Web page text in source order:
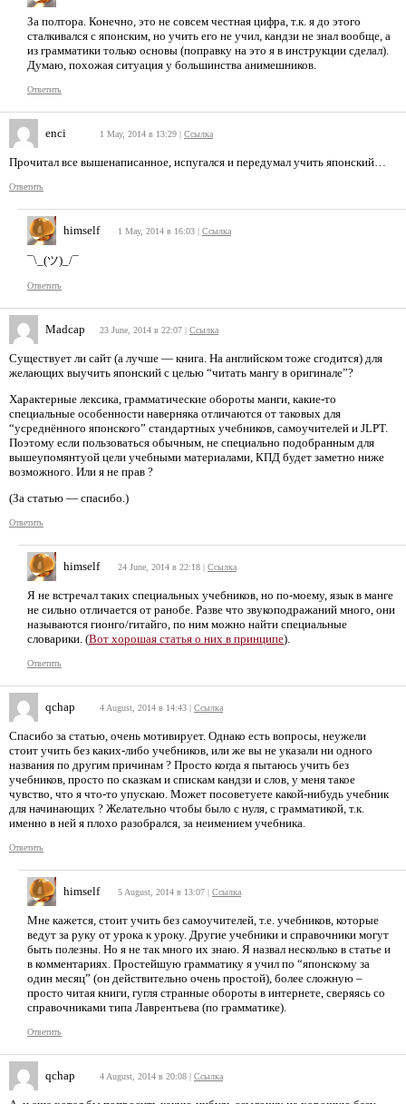
За полтора. Конечно, это не совсем честная цифра, т.к. я до этого
сталкивался с японским, но учить его не учил, кандзи не знал вообще, а
из грамматики только основы (поправку на это я в инструкции сделал).
Думаю, похожая ситуация у большинства анимешников.
Ответить
enci 1 May, 2014 в 13:29 | Ссылка
Прочитал все вышенаписанное, испугался и передумал учить японский…
Ответить
himself 1 May, 2014 в 16:03 | Ссылка
¯\_(ツ)_/¯
Ответить
Madcap 23 June, 2014 в 22:07 | Ссылка
Существует ли сайт (а лучше — книга. На английском тоже сгодится) для
желающих выучить японский с целью “читать мангу в оригинале”?
Характерные лексика, грамматические обороты манги, какие-то
специальные особенности наверняка отличаются от таковых для
“усреднённого японского” стандартных учебников, самоучителей и JLPT.
Поэтому если пользоваться обычным, не специально подобранным для
вышеупомянтуой цели учебными материалами, КПД будет заметно ниже
возможного. Или я не прав ?
(За статью — спасибо.)
Ответить
himself 24 June, 2014 в 22:18 | Ссылка
Я не встречал таких специальных учебников, но по-моему, язык в манге
не сильно отличается от ранобе. Разве что звукоподражаний много, они
называются гионго/гитайго, по ним можно найти специальные
словарики. (Вот хорошая статья о них в принципе).
Ответить
qchap 4 August, 2014 в 14:43 | Ссылка
Спасибо за статью, очень мотивирует. Однако есть вопросы, неужели
стоит учить без каких-либо учебников, или же вы не указали ни одного
названия по другим причинам ? Просто когда я пытаюсь учить без
учебников, просто по сказкам и спискам кандзи и слов, у меня такое
чувство, что я что-то упускаю. Может посоветуете какой-нибудь учебник
для начинающих ? Желательно чтобы было с нуля, с грамматикой, т.к.
именно в ней я плохо разобрался, за неимением учебника.
Ответить
himself 5 August, 2014 в 13:07 | Ссылка
Мне кажется, стоит учить без самоучителей, т.е. учебников, которые
ведут за руку от урока к уроку. Другие учебники и справочники могут
быть полезны. Но я не так много их знаю. Я назвал несколько в статье и
в комментариях. Простейшую грамматику я учил по “японскому за
один месяц” (он действительно очень простой), более сложную –
просто читая книги, гугля странные обороты в интернете, сверяясь со
справочниками типа Лаврентьева (по грамматике).
Ответить
qchap 4 August, 2014 в 20:08 | Ссылка